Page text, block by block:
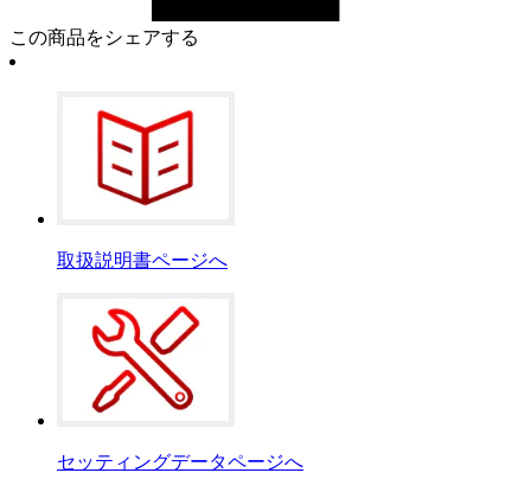
この商品をシェアする
取扱説明書ページへ
セッティングデータページへ